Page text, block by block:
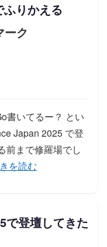
りかえる
書いてるー？ とい
Japan 2025 で登
前まで修羅場でし
Conference Japan
を読む
で登壇してきた